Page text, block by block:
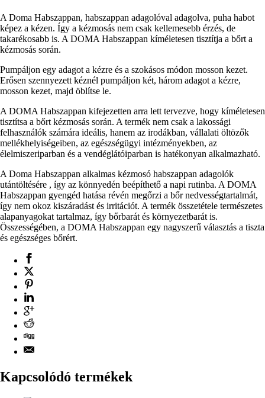
A Doma Habszappan, habszappan adagolóval adagolva, puha habot
képez a kézen. Így a kézmosás nem csak kellemesebb érzés, de
takarékosabb is. A DOMA Habszappan kíméletesen tisztítja a bőrt a
kézmosás során.
Pumpáljon egy adagot a kézre és a szokásos módon mosson kezet.
Erősen szennyezett kéznél pumpáljon két, három adagot a kézre,
mosson kezet, majd öblítse le.
A DOMA Habszappan kifejezetten arra lett tervezve, hogy kíméletesen
tisztítsa a bőrt kézmosás során. A termék nem csak a lakossági
felhasználók számára ideális, hanem az irodákban, vállalati öltözők
mellékhelyiségeiben, az egészségügyi intézményekben, az
élelmiszeriparban és a vendéglátóiparban is hatékonyan alkalmazható.
A Doma Habszappan alkalmas kézmosó habszappan adagolók
utántöltésére , így az könnyedén beépíthető a napi rutinba. A DOMA
Habszappan gyengéd hatása révén megőrzi a bőr nedvességtartalmát,
így nem okoz kiszáradást és irritációt. A termék összetétele természetes
alapanyagokat tartalmaz, így bőrbarát és környezetbarát is.
Összességében, a DOMA Habszappan egy nagyszerű választás a tiszta
és egészséges bőrért.
Kapcsolódó termékek